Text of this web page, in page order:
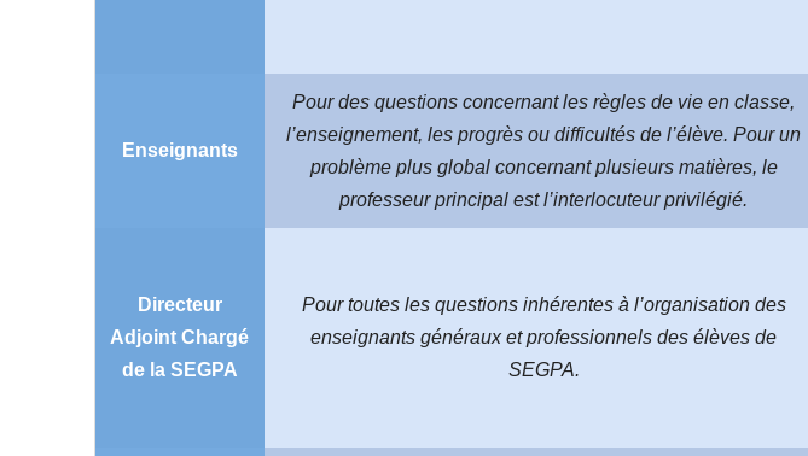
Enseignants
Pour des questions concernant les règles de vie en classe,
l’enseignement, les progrès ou difficultés de l’élève. Pour un
problème plus global concernant plusieurs matières, le
professeur principal est l’interlocuteur privilégié.
Directeur
Adjoint Chargé
de la SEGPA
Pour toutes les questions inhérentes à l’organisation des
enseignants généraux et professionnels des élèves de
SEGPA.